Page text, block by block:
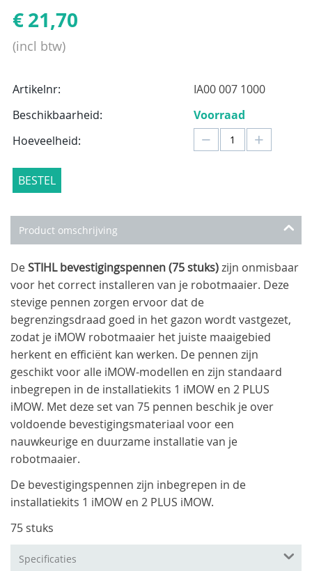
€21,70
(incl btw)
Artikelnr:
IA00 007 1000
Beschikbaarheid:
Voorraad
Hoeveelheid:
+
−
BESTEL
Product omschrijving
DeSTIHL bevestigingspennen (75 stuks)zijn onmisbaar
voor het correct installeren van je robotmaaier. Deze
stevige pennen zorgen ervoor dat de
begrenzingsdraad goed in het gazon wordt vastgezet,
zodat je iMOW robotmaaier het juiste maaigebied
herkent en efficiënt kan werken. De pennen zijn
geschikt voor alle iMOW-modellen en zijn standaard
inbegrepen in de installatiekits 1 iMOW en 2 PLUS
iMOW. Met deze set van 75 pennen beschik je over
voldoende bevestigingsmateriaal voor een
nauwkeurige en duurzame installatie van je
robotmaaier.
De bevestigingspennen zijn inbegrepen in de
installatiekits 1 iMOW en 2 PLUS iMOW.
75 stuks
Specificaties